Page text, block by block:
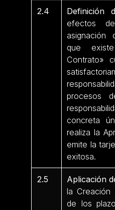
2.4 Definición
efectos
asignación
que
Contrato»
procesos
concreta
realiza la
emite la
exitosa.
2.5 Aplicación
la Creación
de los